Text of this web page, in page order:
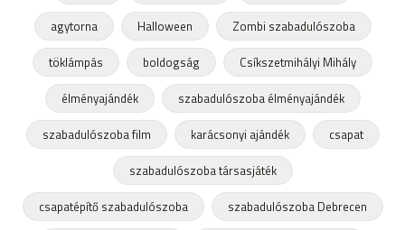
agytorna
Halloween
Zombi szabadulószoba
töklámpás
boldogság
Csíkszetmihályi Mihály
élményajándék
szabadulószoba élményajándék
szabadulószoba film
karácsonyi ajándék
csapat
szabadulószoba társasjáték
csapatépítő szabadulószoba
szabadulószoba Debrecen